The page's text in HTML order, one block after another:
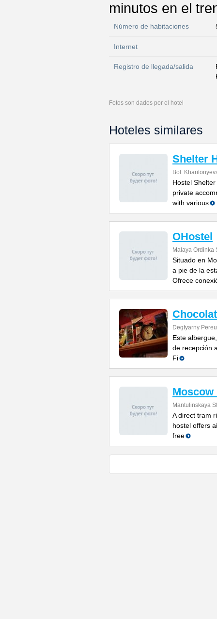
minutos en el
Número de habitaciones
Internet
Registro de llegada/salida
Fotos son dados por el hotel
Hoteles similares
Shelter
Bol.
Hostel
private
with various
OHostel
Malaya Ordinka
Situado en
a pie de la
Ofrece
Degtyarny
Este
de recepción
Fi
Moscow
Mantulinskaya
A direct tram
hostel offers
free